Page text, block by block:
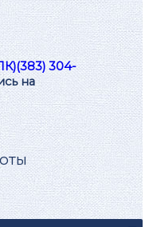
(383) 304-
на